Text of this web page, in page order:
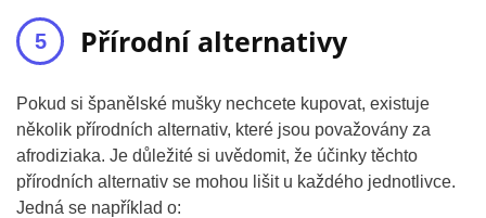
Přírodní alternativy
Pokud si španělské mušky nechcete kupovat, existuje
několik přírodních alternativ, které jsou považovány za
afrodiziaka. Je důležité si uvědomit, že účinky těchto
přírodních alternativ se mohou lišit u každého jednotlivce.
Jedná se například o: